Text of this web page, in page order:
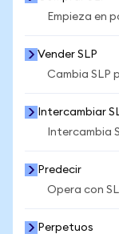
Empieza en
Vender SLP
Cambia SLP
Intercambiar
Intercambia
Predecir
Opera con
Perpetuos